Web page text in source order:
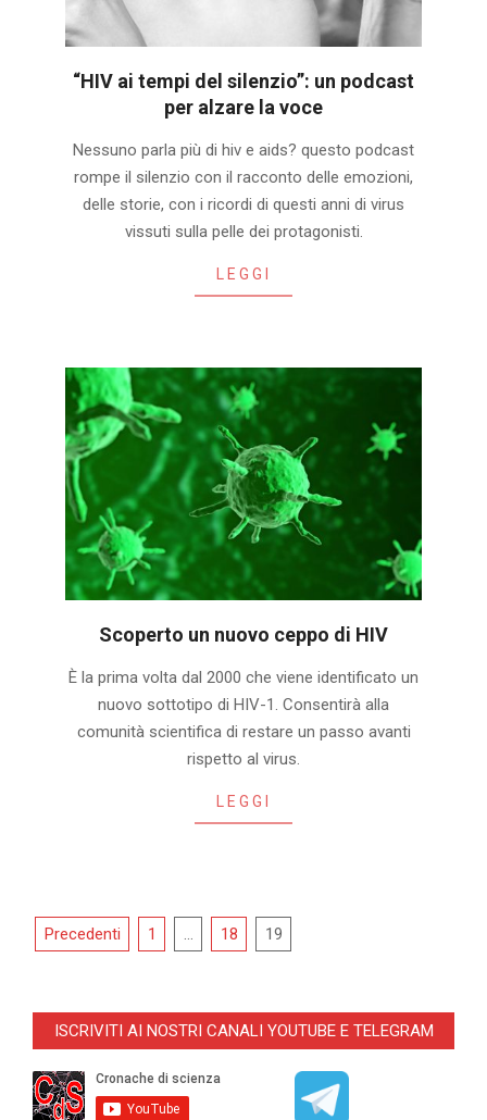
“HIV ai tempi del silenzio”: un podcast
per alzare la voce
11-
30
Nessuno parla più di hiv e aids? questo podcast
rompe il silenzio con il racconto delle emozioni,
delle storie, con i ricordi di questi anni di virus
vissuti sulla pelle dei protagonisti.
LEGGI
Scoperto un nuovo ceppo di HIV
11-
È la prima volta dal 2000 che viene identificato un
nuovo sottotipo di HIV-1. Consentirà alla
comunità scientifica di restare un passo avanti
rispetto al virus.
LEGGI
Navigazione
Precedenti 1 … 18 19
ISCRIVITI AI NOSTRI CANALI YOUTUBE E TELEGRAM